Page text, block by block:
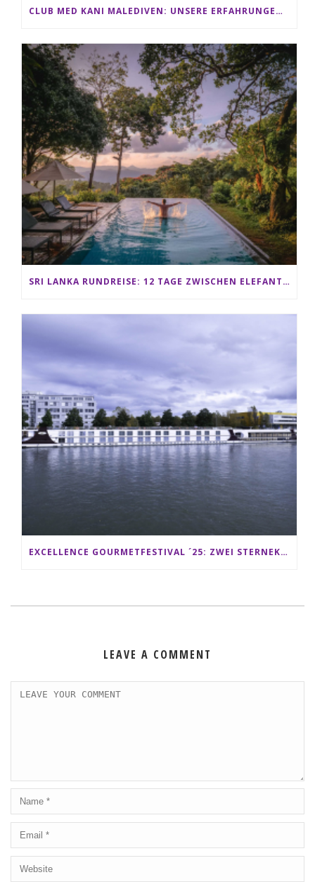
CLUB MED KANI MALEDIVEN: UNSERE ERFAHRUNGEN IM ALL-INCLUSIVE PARADIES
SRI LANKA RUNDREISE: 12 TAGE ZWISCHEN ELEFANTEN, TEEPLANTAGEN & STRAND ALS FAMILIE
EXCELLENCE GOURMETFESTIVAL ´25: ZWEI STERNEKÖCHE ANTONIO GUIDA & DARIO MORESCO VERWÖHNEN IHRE GÄSTE AUF EINER LUXERIÖSEN SCHIFFSREISE
LEAVE A COMMENT